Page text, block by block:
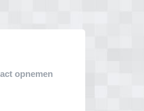
opnemen